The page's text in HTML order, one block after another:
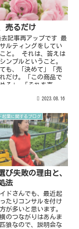
売るだけ
記事再アップです 最
ルティングをしてい
と。 それは、答えは
ンプルということ。
も、「決めて」「売
だけ。「この商品で
る」 「それを売
2023.08.16
起業に関するブログ
び失敗の理由と、
法
ドさんでも、最近起
たりコンサルを付け
が多いと思います。
のつながりはあんま
狼なので、説明会な